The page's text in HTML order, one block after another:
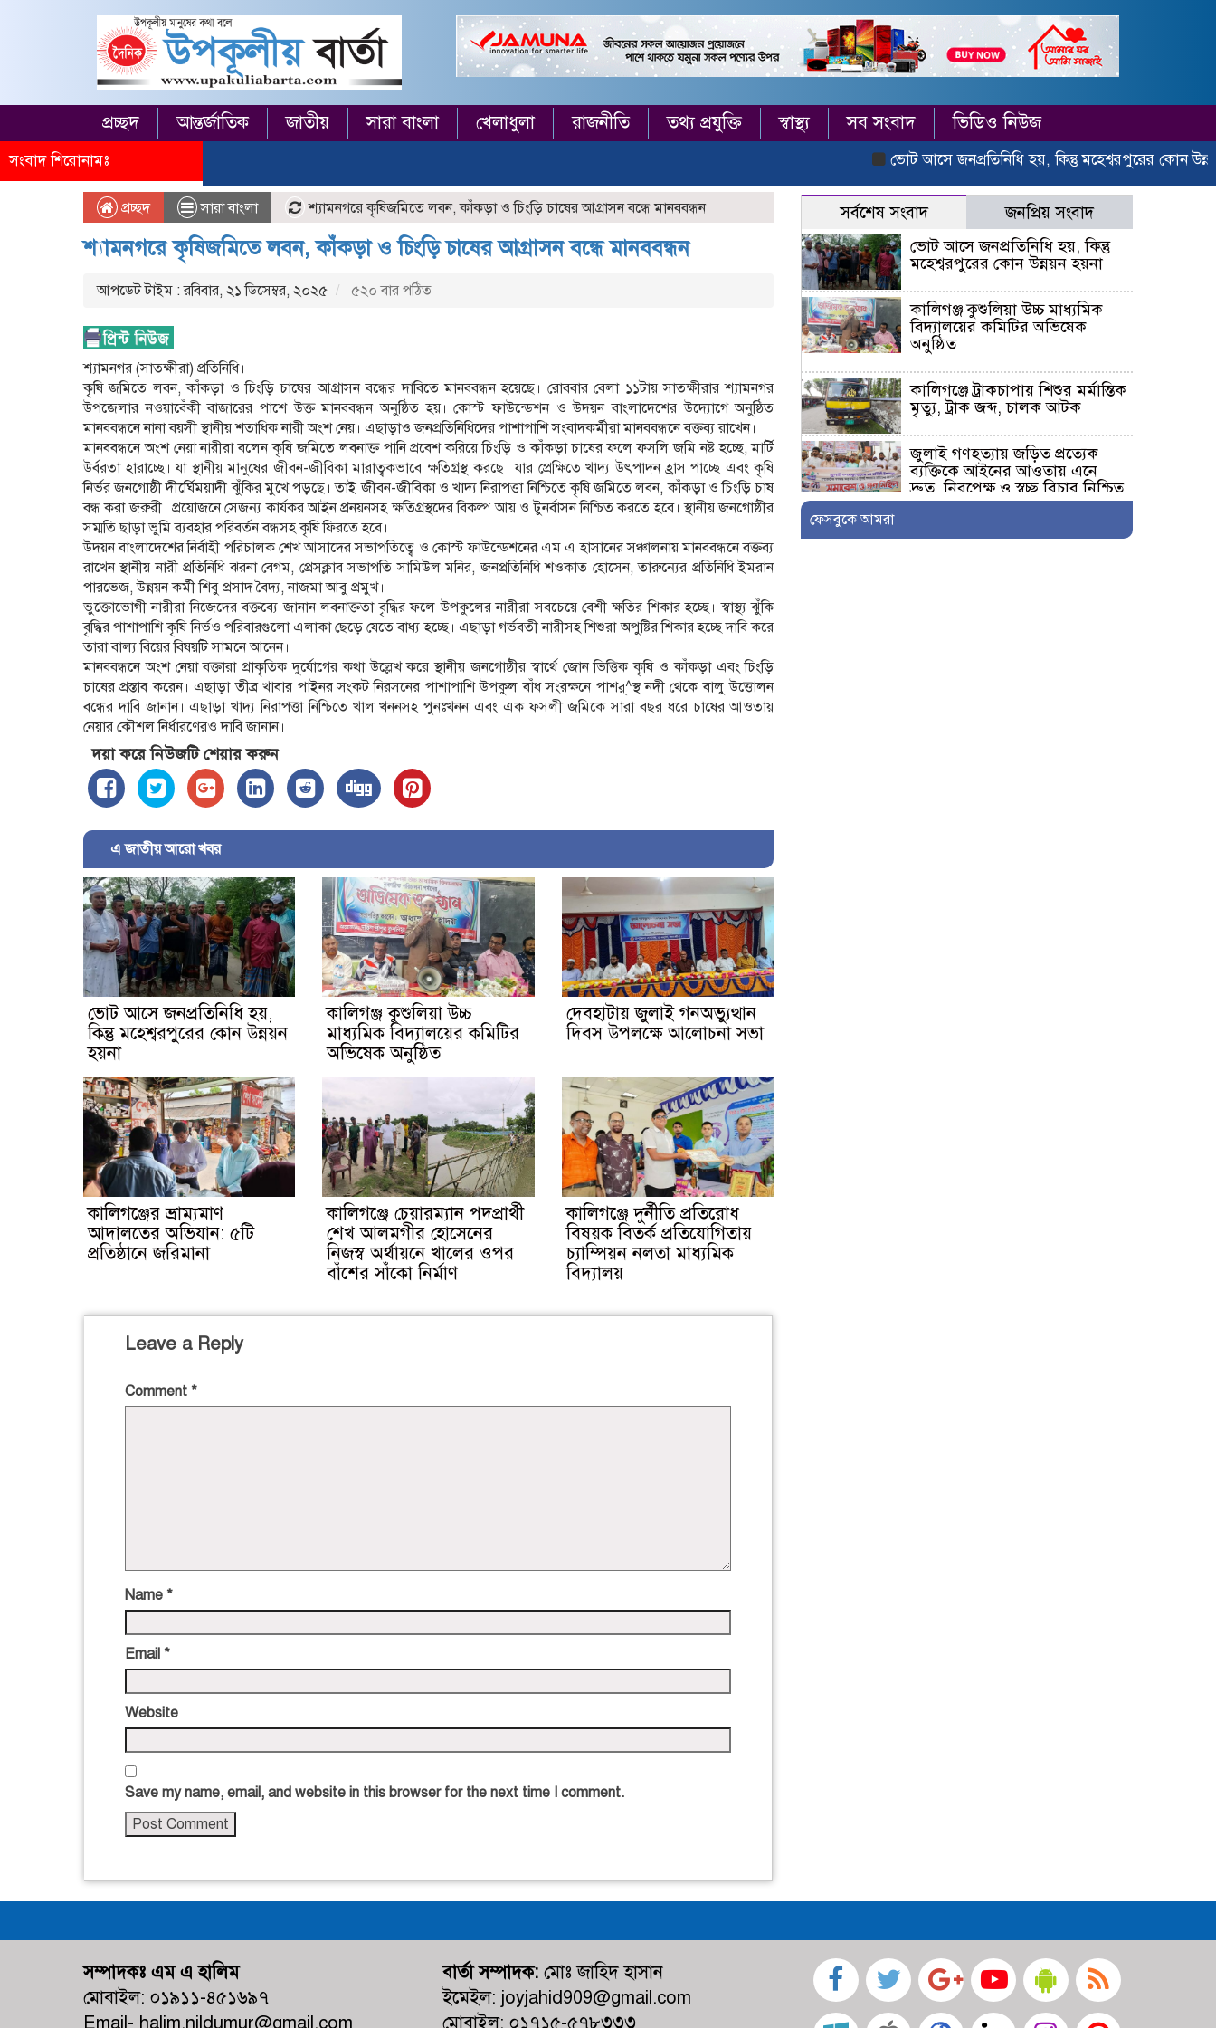
প্রচ্ছদ আন্তর্জাতিক জাতীয় সারা বাংলা খেলাধুলা রাজনীতি তথ্য প্রযুক্তি স্বাস্থ্য সব সংবাদ ভিডিও নিউজ
সংবাদ শিরোনামঃ ভোট আসে জনপ্রতিনিধি হয়, কিন্তু মহেশ্বরপুরের কোন উন্নয়ন
প্রচ্ছদ সারা বাংলা শ্যামনগরে কৃষিজমিতে লবন, কাঁকড়া ও চিংড়ি চাষের আগ্রাসন বন্ধে মানববন্ধন
শ্যামনগরে কৃষিজমিতে লবন, কাঁকড়া ও চিংড়ি চাষের আগ্রাসন বন্ধে মানববন্ধন
আপডেট টাইম : রবিবার, ২১ ডিসেম্বর, ২০২৫ ৫২০ বার পঠিত
শ্যামনগর (সাতক্ষীরা) প্রতিনিধি।
কৃষি জমিতে লবন, কাঁকড়া ও চিংড়ি চাষের আগ্রাসন বন্ধের দাবিতে মানববন্ধন হয়েছে। রোববার বেলা ১১টায় সাতক্ষীরার শ্যামনগর
উপজেলার নওয়াবেঁকী বাজারের পাশে উক্ত মানববন্ধন অনুষ্ঠিত হয়। কোস্ট ফাউন্ডেশন ও উদয়ন বাংলাদেশের উদ্যোগে অনুষ্ঠিত
মানববন্ধনে নানা বয়সী স্থানীয় শতাধিক নারী অংশ নেয়। এছাড়াও জনপ্রতিনিধিদের পাশাপাশি সংবাদকর্মীরা মানববন্ধনে বক্তব্য রাখেন।
মানববন্ধনে অংশ নেয়া নারীরা বলেন কৃষি জমিতে লবনাক্ত পানি প্রবেশ করিয়ে চিংড়ি ও কাঁকড়া চাষের ফলে ফসলি জমি নষ্ট হচ্ছে, মার্টি
উর্বরতা হারাচ্ছে। যা স্থানীয় মানুষের জীবন-জীবিকা মারাত্বকভাবে ক্ষতিগ্রস্থ করছে। যার প্রেক্ষিতে খাদ্য উৎপাদন হ্রাস পাচ্ছে এবং কৃষি
নির্ভর জনগোষ্ঠী দীর্ঘেিময়াদী ঝুঁকির মুখে পড়ছে। তাই জীবন-জীবিকা ও খাদ্য নিরাপত্তা নিশ্চিতে কৃষি জমিতে লবন, কাঁকড়া ও চিংড়ি চাষ
বন্ধ করা জরুরী। প্রয়োজনে সেজন্য কার্যকর আইন প্রনয়নসহ ক্ষতিগ্রস্থদের বিকল্প আয় ও টুনর্বাসন নিশ্চিত করতে হবে। স্থানীয় জনগোষ্ঠীর
সম্মতি ছাড়া ভুমি ব্যবহার পরিবর্তন বন্ধসহ কৃষি ফিরতে হবে।
উদয়ন বাংলাদেশের নির্বাহী পরিচালক শেখ আসাদের সভাপতিত্বে ও কোস্ট ফাউন্ডেশনের এম এ হাসানের সঞ্চালনায় মানববন্ধনে বক্তব্য
রাখেন স্থানীয় নারী প্রতিনিধি ঝরনা বেগম, প্রেসক্লাব সভাপতি সামিউল মনির, জনপ্রতিনিধি শওকাত হোসেন, তারুন্যের প্রতিনিধি ইমরান
পারভেজ, উন্নয়ন কর্মী শিবু প্রসাদ বৈদ্য, নাজমা আবু প্রমুখ।
ভুক্তোভোগী নারীরা নিজেদের বক্তব্যে জানান লবনাক্ততা বৃদ্ধির ফলে উপকুলের নারীরা সবচেয়ে বেশী ক্ষতির শিকার হচ্ছে। স্বাস্থ্য ঝুঁকি
বৃদ্ধির পাশাপাশি কৃষি নির্ভও পরিবারগুলো এলাকা ছেড়ে যেতে বাধ্য হচ্ছে। এছাড়া গর্ভবতী নারীসহ শিশুরা অপুষ্টির শিকার হচ্ছে দাবি করে
তারা বাল্য বিয়ের বিষয়টি সামনে আনেন।
মানববন্ধনে অংশ নেয়া বক্তারা প্রাকৃতিক দুর্যোগের কথা উল্লেখ করে স্থানীয় জনগোষ্ঠীর স্বার্থে জোন ভিত্তিক কৃষি ও কাঁকড়া এবং চিংড়ি
চাষের প্রস্তাব করেন। এছাড়া তীব্র খাবার পাইনর সংকট নিরসনের পাশাপাশি উপকুল বাঁধ সংরক্ষনে পাশর্^স্থ নদী থেকে বালু উত্তোলন
বন্ধের দাবি জানান। এছাড়া খাদ্য নিরাপত্তা নিশ্চিতে খাল খননসহ পুনঃখনন এবং এক ফসলী জমিকে সারা বছর ধরে চাষের আওতায়
নেয়ার কৌশল নির্ধারণেরও দাবি জানান।
দয়া করে নিউজটি শেয়ার করুন
এ জাতীয় আরো খবর
ভোট আসে জনপ্রতিনিধি হয়,
কিন্তু মহেশ্বরপুরের কোন উন্নয়ন
হয়না
কালিগঞ্জ কুশুলিয়া উচ্চ
মাধ্যমিক বিদ্যালয়ের কমিটির
অভিষেক অনুষ্ঠিত
দেবহাটায় জুলাই গনঅভ্যুত্থান
দিবস উপলক্ষে আলোচনা সভা
কালিগঞ্জের ভ্রাম্যমাণ
আদালতের অভিযান: ৫টি
প্রতিষ্ঠানে জরিমানা
কালিগঞ্জে চেয়ারম্যান পদপ্রার্থী
শেখ আলমগীর হোসেনের
নিজস্ব অর্থায়নে খালের ওপর
বাঁশের সাঁকো নির্মাণ
কালিগঞ্জে দুর্নীতি প্রতিরোধ
বিষয়ক বিতর্ক প্রতিযোগিতায়
চ্যাম্পিয়ন নলতা মাধ্যমিক
বিদ্যালয়
Leave a Reply
Comment *
Name *
Email *
Website
Save my name, email, and website in this browser for the next time I comment.
সর্বশেষ সংবাদ জনপ্রিয় সংবাদ
ভোট আসে জনপ্রতিনিধি হয়, কিন্তু
মহেশ্বরপুরের কোন উন্নয়ন হয়না
কালিগঞ্জ কুশুলিয়া উচ্চ মাধ্যমিক
বিদ্যালয়ের কমিটির অভিষেক
অনুষ্ঠিত
কালিগঞ্জে ট্রাকচাপায় শিশুর মর্মান্তিক
মৃত্যু, ট্রাক জব্দ, চালক আটক
জুলাই গণহত্যায় জড়িত প্রত্যেক
ব্যক্তিকে আইনের আওতায় এনে
দ্রুত, নিরপেক্ষ ও স্বচ্ছ বিচার নিশ্চিত
করতে হবে- মাহবুবুল আলম
ফেসবুকে আমরা
সম্পাদকঃ এম এ হালিম
মোবাইল: ০১৯১১-৪৫১৬৯৭
Email- halim.nildumur@gmail.com
বার্তা সম্পাদক:মোঃ জাহিদ হাসান
ইমেইল: joyjahid909@gmail.com
মোবাইল: ০১৭১৫-৫৭৮৩৩৩